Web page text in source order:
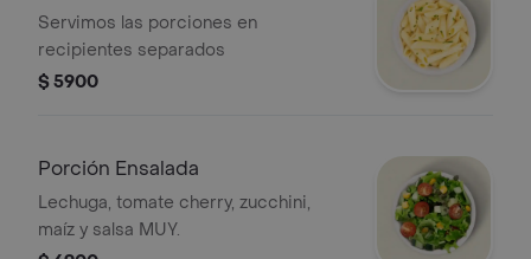
mayonesa (fría)
Servimos las porciones en
recipientes separados
$ 5900
Porción Ensalada
Lechuga, tomate cherry, zucchini,
maíz y salsa MUY.